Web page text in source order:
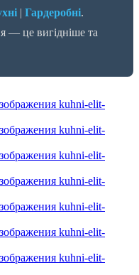
| Гардеробні.
— це вигідніше та